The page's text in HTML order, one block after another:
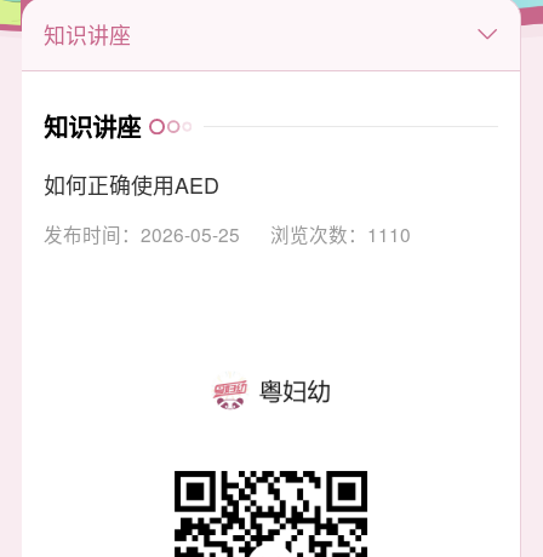
知识讲座
知识讲座
如何正确使用AED
发布时间：2026-05-25 浏览次数：1110